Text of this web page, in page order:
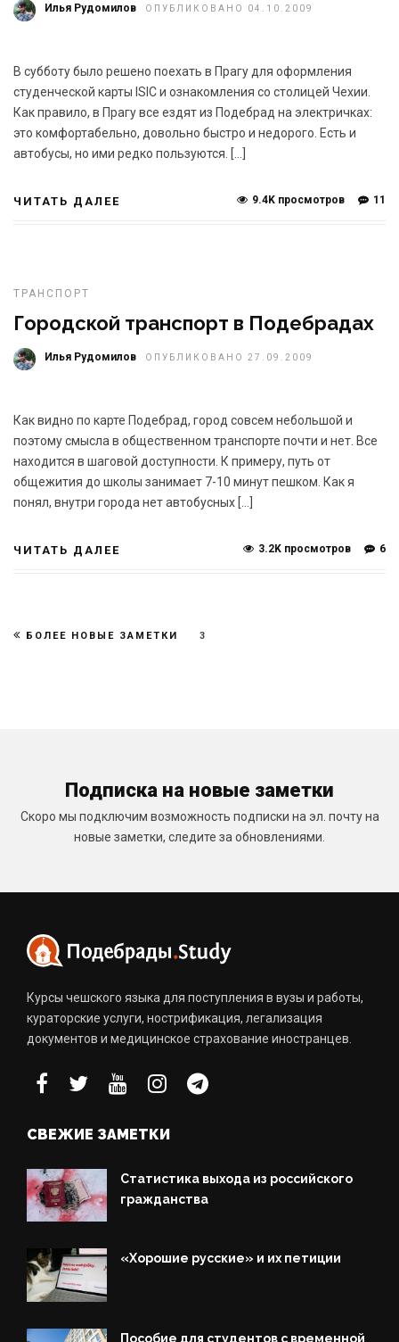
Илья Рудомилов ОПУБЛИКОВАНО 04.10.2009
В субботу было решено поехать в Прагу для оформления
студенческой карты ISIC и ознакомления со столицей Чехии.
Как правило, в Прагу все ездят из Подебрад на электричках:
это комфортабельно, довольно быстро и недорого. Есть и
автобусы, но ими редко пользуются. […]
ЧИТАТЬ ДАЛЕЕ 11
9.4K просмотров
ТРАНСПОРТ
Городской транспорт в Подебрадах
Илья Рудомилов ОПУБЛИКОВАНО 27.09.2009
Как видно по карте Подебрад, город совсем небольшой и
поэтому смысла в общественном транспорте почти и нет. Все
находится в шаговой доступности. К примеру, путь от
общежития до школы занимает 7-10 минут пешком. Как я
понял, внутри города нет автобусных […]
ЧИТАТЬ ДАЛЕЕ 6
3.2K просмотров
3
БОЛЕЕ НОВЫЕ ЗАМЕТКИ
Подписка на новые заметки
Скоро мы подключим возможность подписки на эл. почту на
новые заметки, следите за обновлениями.
Курсы чешского языка для поступления в вузы и работы,
кураторские услуги, нострификация, легализация
документов и медицинское страхование иностранцев.
СВЕЖИЕ ЗАМЕТКИ
Статистика выхода из российского
гражданства
«Хорошие русские» и их петиции
Пособие для студентов с временной